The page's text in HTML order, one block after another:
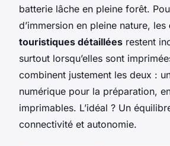
batterie lâche en pleine forêt.
d’immersion en pleine nature, les
touristiques détaillées restent
surtout lorsqu’elles sont
combinent justement les deux :
numérique pour la préparation,
imprimables. L’idéal ? Un
connectivité et autonomie.